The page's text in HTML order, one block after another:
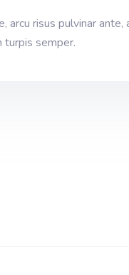
risus pulvinar
turpis semper.